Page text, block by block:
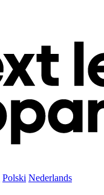
Polski Nederlands